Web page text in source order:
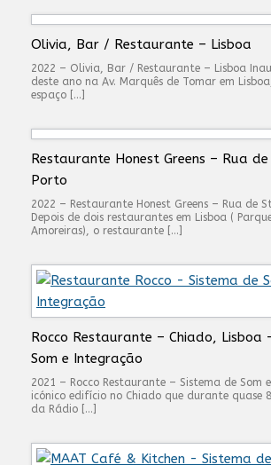
Olivia, Bar / Restaurante – Lisboa
2022 – Olivia, Bar / Restaurante – Lisboa
deste ano na Av. Marquês de Tomar em
espaço […]
Restaurante Honest Greens – Rua
Porto
2022 – Restaurante Honest Greens – Rua de
Depois de dois restaurantes em Lisboa (
Amoreiras), o restaurante […]
Rocco Restaurante – Chiado, Lisboa
Som e Integração
2021 – Rocco Restaurante – Sistema de Som
icónico edifício no Chiado que durante quase
da Rádio […]